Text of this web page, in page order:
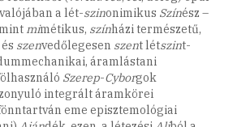
a lét-szinonimikus Színész –
mimétikus, színházi természetű,
szenvedőlegesen szent létszint-
áramlástani
Szerep-Cyborgok
integrált áramkörei
eme episztemológiai